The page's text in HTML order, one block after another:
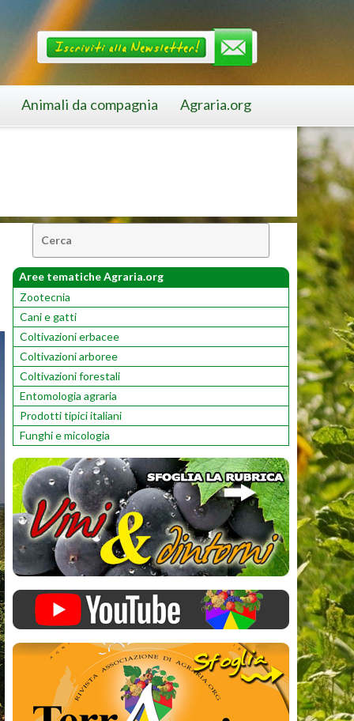
Animali da compagnia Agraria.org
Aree tematiche Agraria.org
Zootecnia
Cani e gatti
Coltivazioni erbacee
Coltivazioni arboree
Coltivazioni forestali
Entomologia agraria
Prodotti tipici italiani
Funghi e micologia